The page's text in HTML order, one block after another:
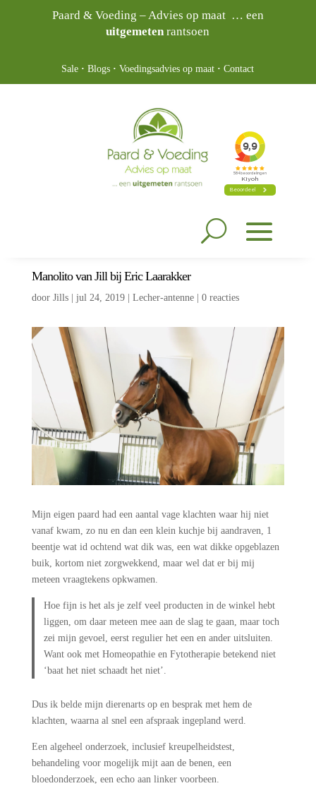
Paard & Voeding – Advies op maat … een
uitgemetenrantsoen
Sale ·Blogs ·Voedingsadvies op maat ·Contact
Manolito van Jill bij Eric Laarakker
door Jills| jul 24, 2019| Lecher-antenne| 0 reacties
Mijn eigen paard had een aantal vage klachten waar hij niet
vanaf kwam, zo nu en dan een klein kuchje bij aandraven, 1
beentje wat id ochtend wat dik was, een wat dikke opgeblazen
buik, kortom niet zorgwekkend, maar wel dat er bij mij
meteen vraagtekens opkwamen.
Hoe fijn is het als je zelf veel producten in de winkel hebt
liggen, om daar meteen mee aan de slag te gaan, maar toch
zei mijn gevoel, eerst regulier het een en ander uitsluiten.
Want ook met Homeopathie en Fytotherapie betekend niet
‘baat het niet schaadt het niet’.
Dus ik belde mijn dierenarts op en besprak met hem de
klachten, waarna al snel een afspraak ingepland werd.
Een algeheel onderzoek, inclusief kreupelheidstest,
behandeling voor mogelijk mijt aan de benen, een
bloedonderzoek, een echo aan linker voorbeen.